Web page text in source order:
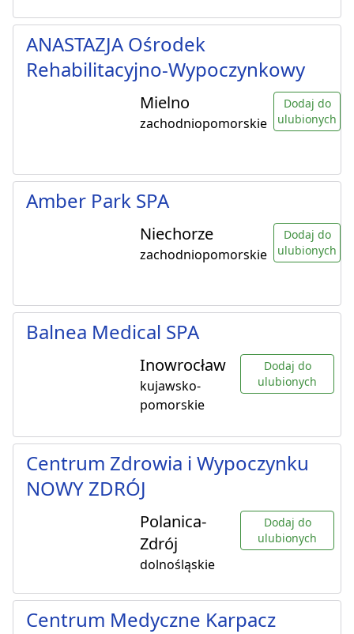
ANASTAZJA Ośrodek
Rehabilitacyjno-Wypoczynkowy
Mielno
zachodniopomorskie
Dodaj do
ulubionych
Amber Park SPA
Niechorze
zachodniopomorskie
Dodaj do
ulubionych
Balnea Medical SPA
Inowrocław
kujawsko-
pomorskie
Dodaj do
ulubionych
Centrum Zdrowia i Wypoczynku
NOWY ZDRÓJ
Polanica-
Zdrój
dolnośląskie
Dodaj do
ulubionych
Centrum Medyczne Karpacz